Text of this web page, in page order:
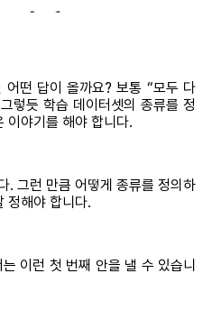
떤 답이 올까요? 보통 “모두 다
렇듯 학습 데이터셋의 종류를 정
이야기를 해야 합니다.
. 그런 만큼 어떻게 종류를 정의하
정해야 합니다.
이런 첫 번째 안을 낼 수 있습니